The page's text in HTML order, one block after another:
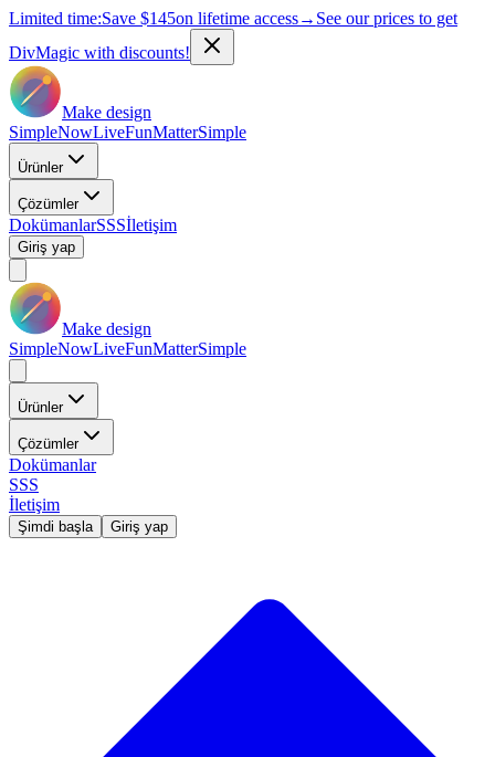
Limited time:Save $145on lifetime access→ See our prices to get
DivMagic with discounts!
Make design
SimpleNowLiveFunMatterSimple
Ürünler
Çözümler
DokümanlarSSSİletişim
Giriş yap
Make design
SimpleNowLiveFunMatterSimple
Ürünler
Çözümler
Dokümanlar
SSS
İletişim
Şimdi başla Giriş yap